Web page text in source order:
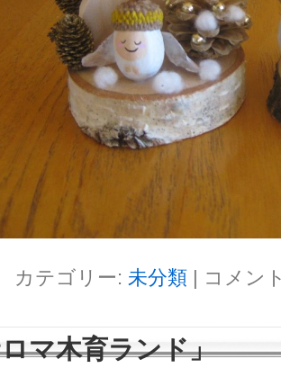
カテゴリー: 未分類 コメン
マ木育ランド」